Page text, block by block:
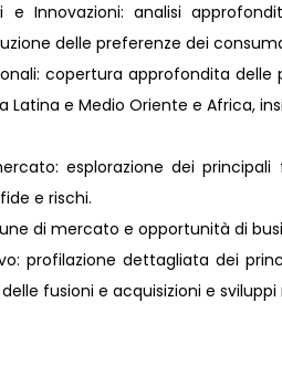
e Innovazioni: analisi
delle preferenze dei
copertura approfondita delle
Latina e Medio Oriente e Africa,
esplorazione dei
e rischi.
di mercato e opportunità di
profilazione dettagliata dei
fusioni e acquisizioni e sviluppi